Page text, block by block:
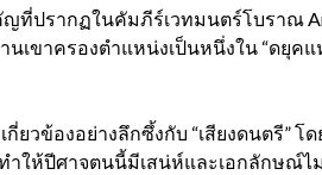
ญที่ปรากฏในคัมภีร์เวทมนตร์โบราณ
นเขาครองตำแหน่งเป็นหนึ่งใน “ดยุคแ
วข้องอย่างลึกซึ้งกับ “เสียงดนตรี” โด
ำให้ปีศาจตนนี้มีเสน่ห์และเอกลักษณ์